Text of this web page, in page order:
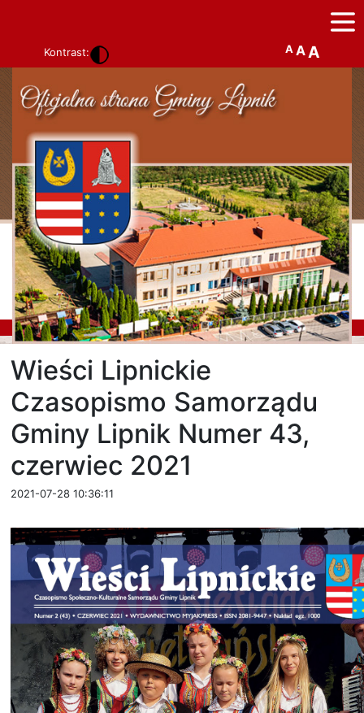
Kontrast: A AA
Wieści Lipnickie
Czasopismo Samorządu
Gminy Lipnik Numer 43,
czerwiec 2021
2021-07-28 10:36:11